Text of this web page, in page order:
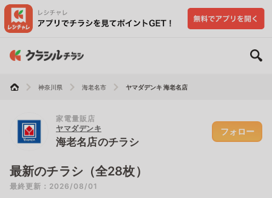
神奈川県 海老名市 ヤマダデンキ 海老名店
家電量販店
ヤマダデンキ
海老名店のチラシ
フォロー
最新のチラシ（全28枚）
最終更新：2026/08/01